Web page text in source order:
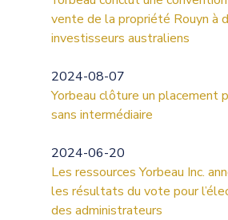
vente de la propriété Rouyn à
investisseurs australiens
2024-08-07
Yorbeau clôture un placement
sans intermédiaire
2024-06-20
Les ressources Yorbeau Inc.
les résultats du vote pour
des administrateurs